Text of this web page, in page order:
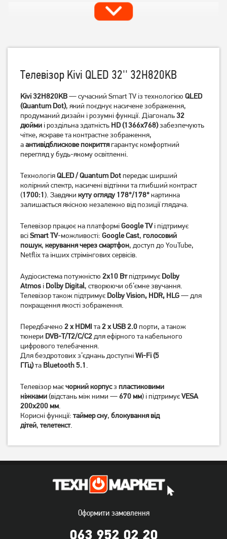
Телевізор Philips
43PUS8118/12
23 739 грн
18 989грн
Телевізор OzoneHD
43FSN93T2
10 599грн
8 479грн
32H9500GS (Smart)
6 599грн
6 177грн
Телевізор LG
43NANO766QA 43"
23 099грн
18 479
Телевізор Kivi QLED 32'' 32H820KB
Kivi 32H820KB— сучасний Smart TV із технологією QLED
(Quantum Dot), який поєднує насичене зображення,
продуманий дизайн і розумні функції. Діагональ32
дюйми і роздільна здатність HD (1366x768)забезпечують
чітке, яскраве та контрастне зображення,
аантивідблискове покриттягарантує комфортний
перегляд у будь-якому освітленні.
ТехнологіяQLED / Quantum Dot передає ширший
колірний спектр, насичені відтінки та глибший контраст
(1700:1). Завдяки куту огляду 178°/178°картинка
залишається якісною незалежно від позиції глядача.
Телевізор працює на платформіGoogle TVі підтримує
всіSmart TV-можливості: Google Cast, голосовий
пошук, керування через смартфон, доступ до YouTube,
Netflix та інших стрімінгових сервісів.
Аудіосистема потужністю 2x10 Втпідтримує Dolby
Atmos і Dolby Digital, створюючи об’ємне звучання.
Телевізор також підтримує Dolby Vision, HDR, HLG— для
покращення якості зображення.
Передбачено 2 x HDMI та2 x USB 2.0 порти, а також
тюнери DVB-T/T2/C/C2для ефірного та кабельного
цифрового телебачення.
Для бездротових з’єднань доступніWi-Fi (5
ГГц)та Bluetooth 5.1.
Телевізор маєчорний корпусз пластиковими
ніжками(відстань між ними —670 мм) і підтримуєVESA
200x200 мм.
Корисні функції: таймер сну, блокування від
дітей, телетекст.
Оформити замовлення
063 952 02 20